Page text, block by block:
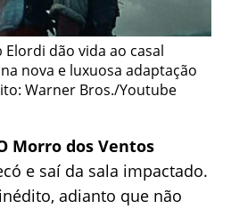
Elordi dão vida ao casal
nova e luxuosa adaptação
Warner Bros./Youtube
Morro dos Ventos
e saí da sala impactado.
adianto que não